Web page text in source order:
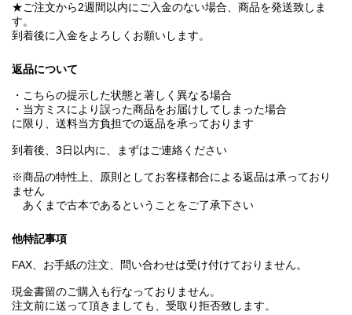
★ご注文から2週間以内にご入金のない場合、商品を発送致しま
す。
到着後に入金をよろしくお願いします。
返品について
・こちらの提示した状態と著しく異なる場合
・当方ミスにより誤った商品をお届けしてしまった場合
に限り、送料当方負担での返品を承っております
到着後、3日以内に、まずはご連絡ください
※商品の特性上、原則としてお客様都合による返品は承っており
ません
あくまで古本であるということをご了承下さい
他特記事項
FAX、お手紙の注文、問い合わせは受け付けておりません。
現金書留のご購入も行なっておりません。
注文前に送って頂きましても、受取り拒否致します。